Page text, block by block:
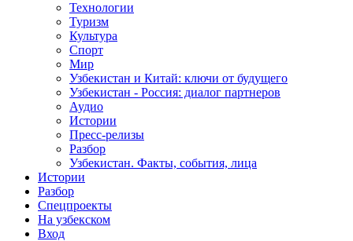
Технологии
Туризм
Культура
Спорт
Мир
Узбекистан и Китай: ключи от будущего
Узбекистан - Россия: диалог партнеров
Аудио
Истории
Пресс-релизы
Разбор
Узбекистан. Факты, события, лица
Истории
Разбор
Спецпроекты
На узбекском
Вход